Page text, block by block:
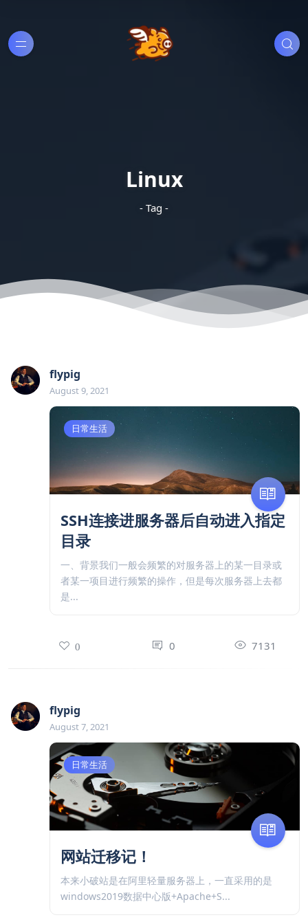
Linux
- Tag -
flypig
August 9, 2021
日常生活
SSH连接进服务器后自动进入指定
目录
一、背景我们一般会频繁的对服务器上的某一目录或
者某一项目进行频繁的操作，但是每次服务器上去都
是...
0 0 7131
flypig
August 7, 2021
日常生活
网站迁移记！
本来小破站是在阿里轻量服务器上，一直采用的是
windows2019数据中心版+Apache+S...